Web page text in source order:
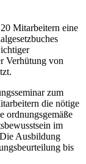
Mitarbeitern eine
Verhütung von
zum
die nötige
ordnungsgemäße
im
Ausbildung
bis